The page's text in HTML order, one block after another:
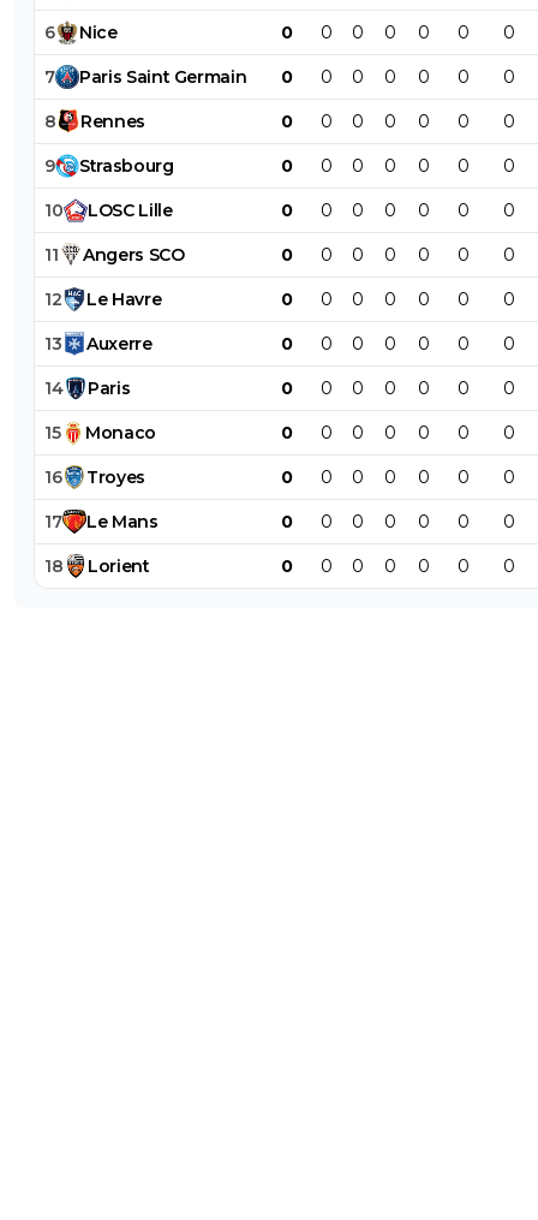
6 Nice 0 0 0 0 0 0 0
7 Paris Saint Germain 0 0 0 0 0 0 0
8 Rennes 0 0 0 0 0 0 0
9 Strasbourg 0 0 0 0 0 0 0
10 LOSC Lille 0 0 0 0 0 0 0
11 Angers SCO 0 0 0 0 0 0 0
12 Le Havre 0 0 0 0 0 0 0
13 Auxerre 0 0 0 0 0 0 0
14 Paris 0 0 0 0 0 0 0
15 Monaco 0 0 0 0 0 0 0
16 Troyes 0 0 0 0 0 0 0
17 Le Mans 0 0 0 0 0 0 0
18 Lorient 0 0 0 0 0 0 0